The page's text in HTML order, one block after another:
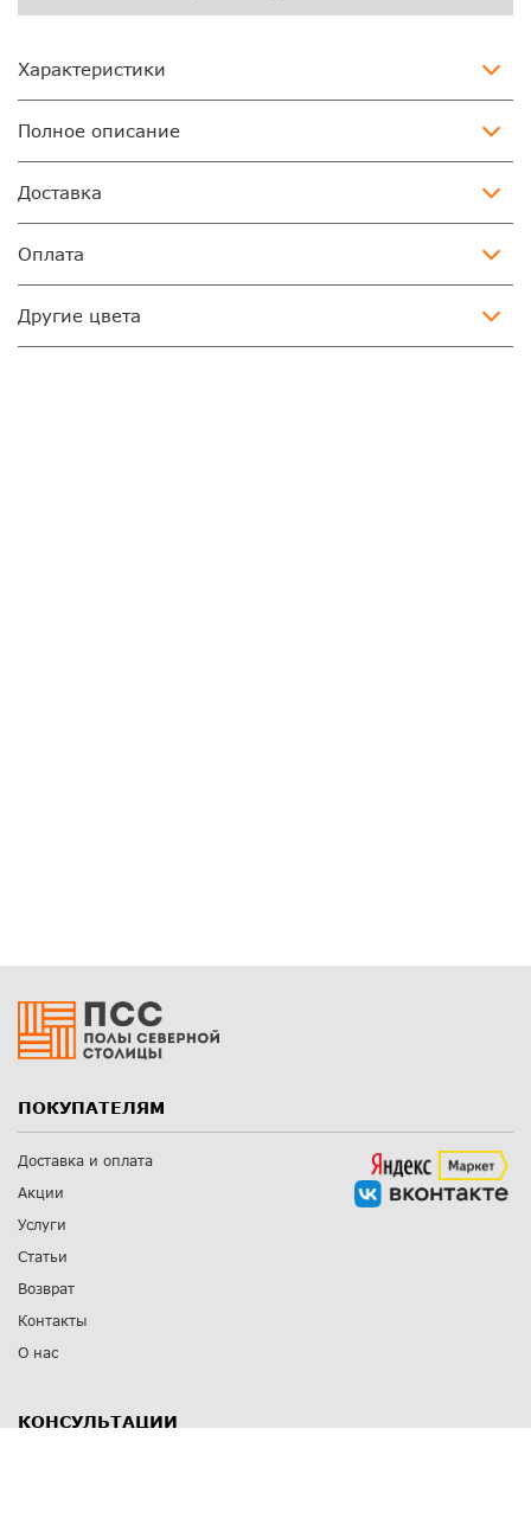
Характеристики
Полное описание
Доставка
Оплата
Другие цвета
ПОКУПАТЕЛЯМ
Доставка и оплата
Акции
Услуги
Статьи
Возврат
Контакты
О нас
КОНСУЛЬТАЦИИ